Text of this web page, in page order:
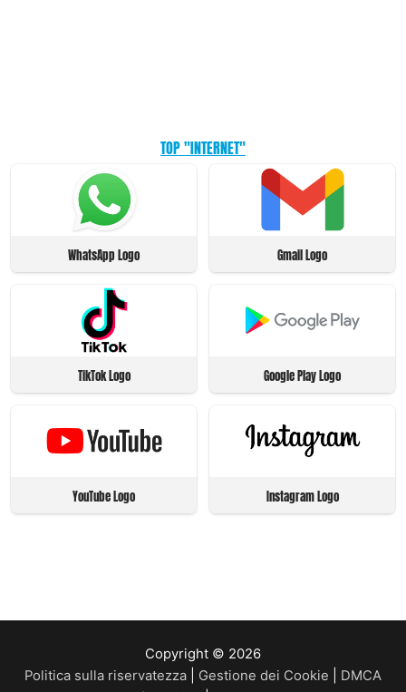
TOP "INTERNET"
WhatsApp Logo Gmail Logo
TikTok Logo Google Play Logo
YouTube Logo Instagram Logo
Copyright © 2026
Politica sulla riservatezza
Gestione dei Cookie
DMCA